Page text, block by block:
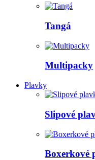
Tangá
Multipacky
Plavky
Slipové
Boxerkové